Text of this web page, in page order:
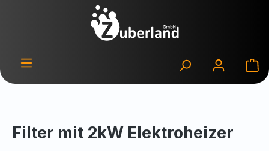
Zum Hauptinhalt springen
Filter mit 2kW Elektroheizer